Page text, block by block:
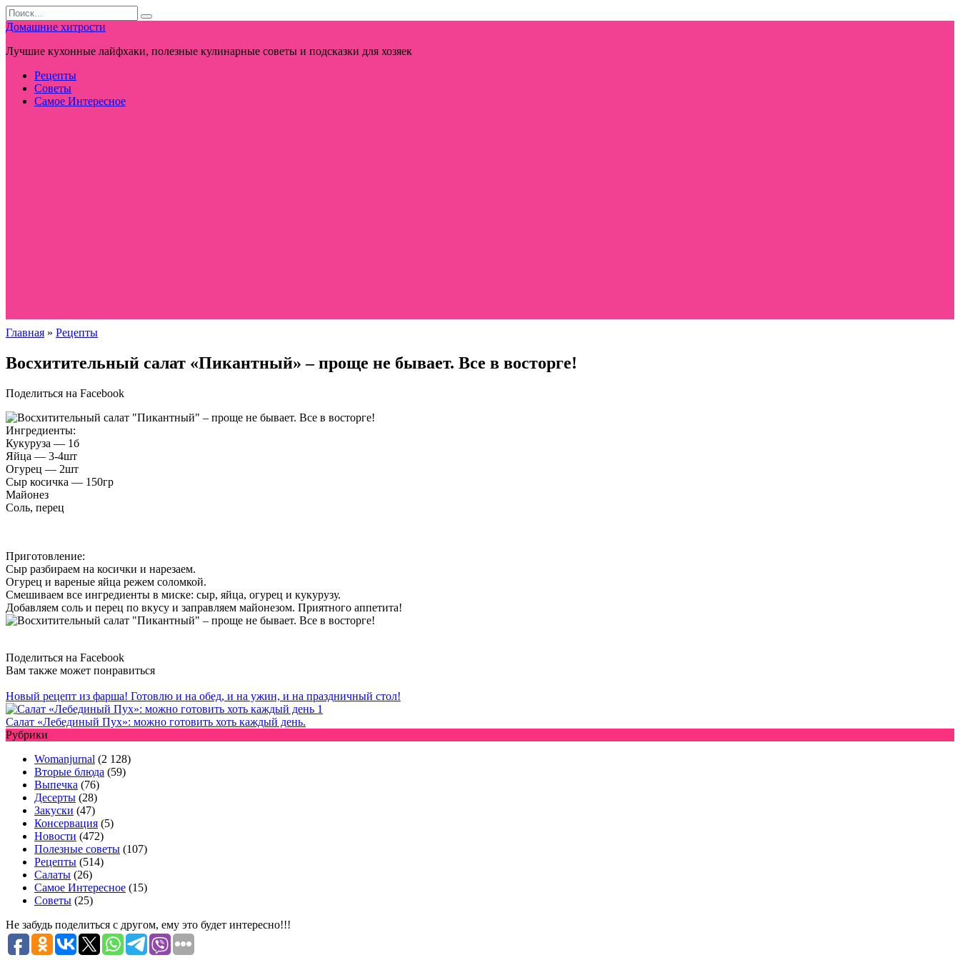
Перейти
к
контенту
Search
for:
Домашние хитрости
Лучшие кухонные лайфхаки, полезные кулинарные советы и подсказки для хозяек
Рецепты
Советы
Самое Интересное
Главная » Рецепты
Восхитительный салат «Пикантный» – проще не бывает. Все в восторге!
Поделиться на Facebook
Ингредиенты:
Кукуруза — 1б
Яйца — 3-4шт
Огурец — 2шт
Сыр косичка — 150гр
Майонез
Соль, перец
Приготовление:
Сыр разбираем на косички и нарезаем.
Огурец и вареные яйца режем соломкой.
Смешиваем все ингредиенты в миске: сыр, яйца, огурец и кукурузу.
Добавляем соль и перец по вкусу и заправляем майонезом. Приятного аппетита!
Поделиться на Facebook
Вам также может понравиться
Новый рецепт из фарша! Готовлю и на обед, и на ужин, и на праздничный стол!
Салат «Лебединый Пух»: можно готовить хоть каждый день.
Рубрики
Womanjurnal (2 128)
Вторые блюда (59)
Выпечка (76)
Десерты (28)
Закуски (47)
Консервация (5)
Новости (472)
Полезные советы (107)
Рецепты (514)
Салаты (26)
Самое Интересное (15)
Советы (25)
Не забудь поделиться с другом, ему это будет интересно!!!